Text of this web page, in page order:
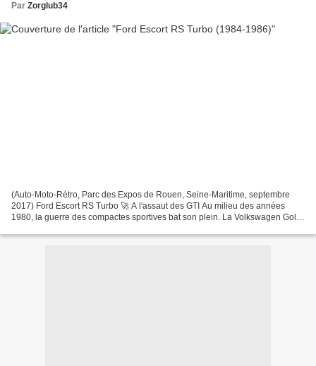
Par Zorglub34
(Auto-Moto-Rétro, Parc des Expos de Rouen, Seine-Maritime, septembre
2017) Ford Escort RS Turbo 🚀 A l'assaut des GTI Au milieu des années
1980, la guerre des compactes sportives bat son plein. La Volkswagen Golf